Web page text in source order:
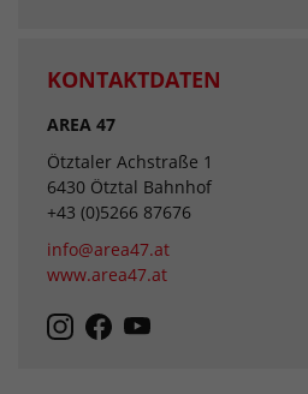
KONTAKTDATEN
AREA 47
Ötztaler Achstraße 1
6430 Ötztal Bahnhof
+43 (0)5266 87676
info@area47.at
www.area47.at